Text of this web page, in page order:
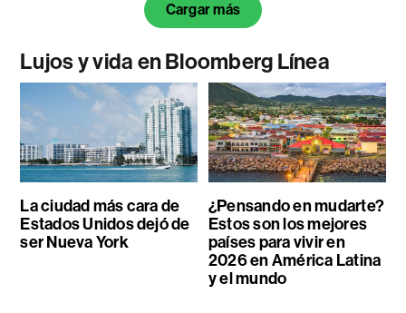
Cargar más
Lujos y vida en Bloomberg Línea
La ciudad más cara de
Estados Unidos dejó de
ser Nueva York
¿Pensando en mudarte?
Estos son los mejores
países para vivir en
2026 en América Latina
y el mundo